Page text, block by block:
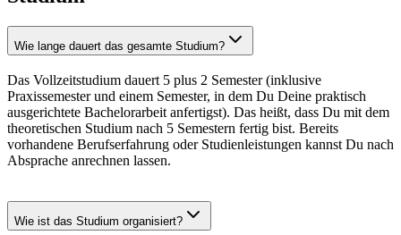
Wie lange dauert das gesamte Studium?
Das Vollzeitstudium dauert 5 plus 2 Semester (inklusive
Praxissemester und einem Semester, in dem Du Deine praktisch
ausgerichtete Bachelorarbeit anfertigst). Das heißt, dass Du mit dem
theoretischen Studium nach 5 Semestern fertig bist. Bereits
vorhandene Berufserfahrung oder Studienleistungen kannst Du nach
Absprache anrechnen lassen.
Wie ist das Studium organisiert?